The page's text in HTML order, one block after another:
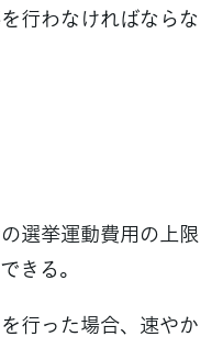
行わなければならな
選挙運動費用の上限
きる。
行った場合、速やか